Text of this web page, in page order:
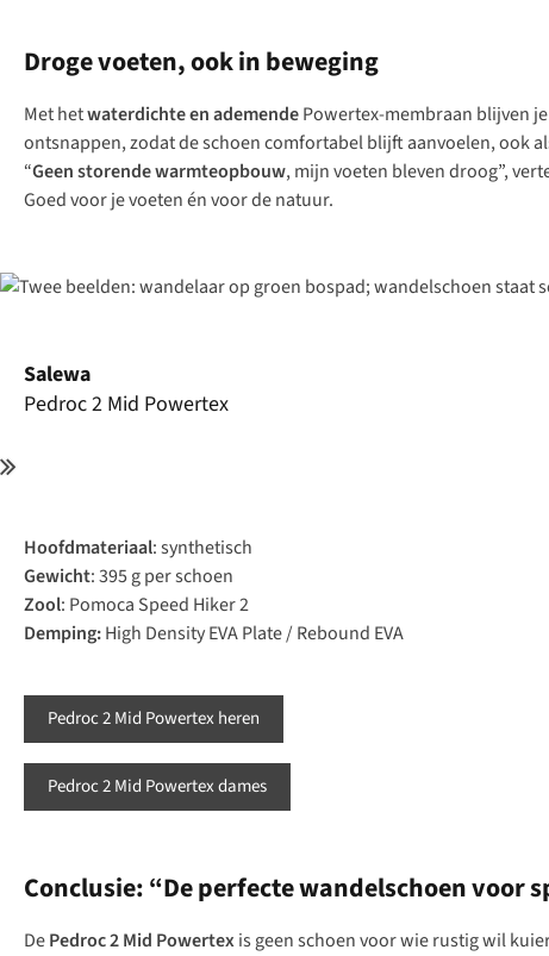
Droge voeten, ook in beweging
Met hetwaterdichte en ademendePowertex-membraan blijven
ontsnappen, zodat de schoen comfortabel blijft aanvoelen, ook
“Geen storende warmteopbouw, mijn voeten bleven droog”,
Goed voor je voeten én voor de natuur.
Salewa
Pedroc 2 Mid Powertex
Hoofdmateriaal: synthetisch
Gewicht: 395 g per schoen
Zool: Pomoca Speed Hiker 2
Demping:High Density EVA Plate / Rebound EVA
Pedroc 2 Mid Powertex heren
Pedroc 2 Mid Powertex dames
Conclusie: “De perfecte wandelschoen voor
DePedroc 2 Mid Powertexis geen schoen voor wie rustig wil